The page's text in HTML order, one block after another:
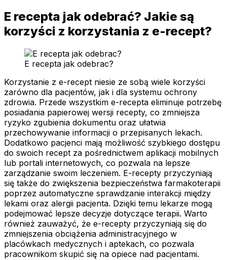
E recepta jak odebrać? Jakie są
korzyści z korzystania z e-recept?
E recepta jak odebrac?
Korzystanie z e-recept niesie ze sobą wiele korzyści
zarówno dla pacjentów, jak i dla systemu ochrony
zdrowia. Przede wszystkim e-recepta eliminuje potrzebę
posiadania papierowej wersji recepty, co zmniejsza
ryzyko zgubienia dokumentu oraz ułatwia
przechowywanie informacji o przepisanych lekach.
Dodatkowo pacjenci mają możliwość szybkiego dostępu
do swoich recept za pośrednictwem aplikacji mobilnych
lub portali internetowych, co pozwala na lepsze
zarządzanie swoim leczeniem. E-recepty przyczyniają
się także do zwiększenia bezpieczeństwa farmakoterapii
poprzez automatyczne sprawdzanie interakcji między
lekami oraz alergii pacjenta. Dzięki temu lekarze mogą
podejmować lepsze decyzje dotyczące terapii. Warto
również zauważyć, że e-recepty przyczyniają się do
zmniejszenia obciążenia administracyjnego w
placówkach medycznych i aptekach, co pozwala
pracownikom skupić się na opiece nad pacjentami.